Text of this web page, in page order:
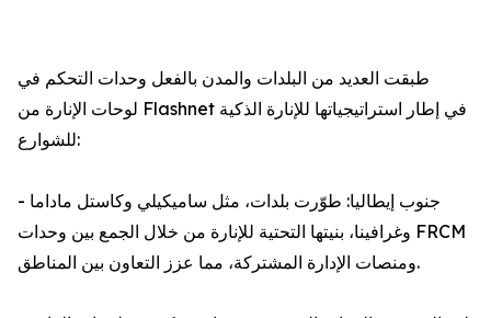
طبقت العديد من البلدات والمدن بالفعل وحدات التحكم في
لوحات الإنارة من Flashnet في إطار استراتيجياتها للإنارة الذكية
للشوارع:
- جنوب إيطاليا: طوّرت بلدات، مثل ساميكيلي وكاستل ماداما
وغرافينا، بنيتها التحتية للإنارة من خلال الجمع بين وحدات FRCM
ومنصات الإدارة المشتركة، مما عزز التعاون بين المناطق.